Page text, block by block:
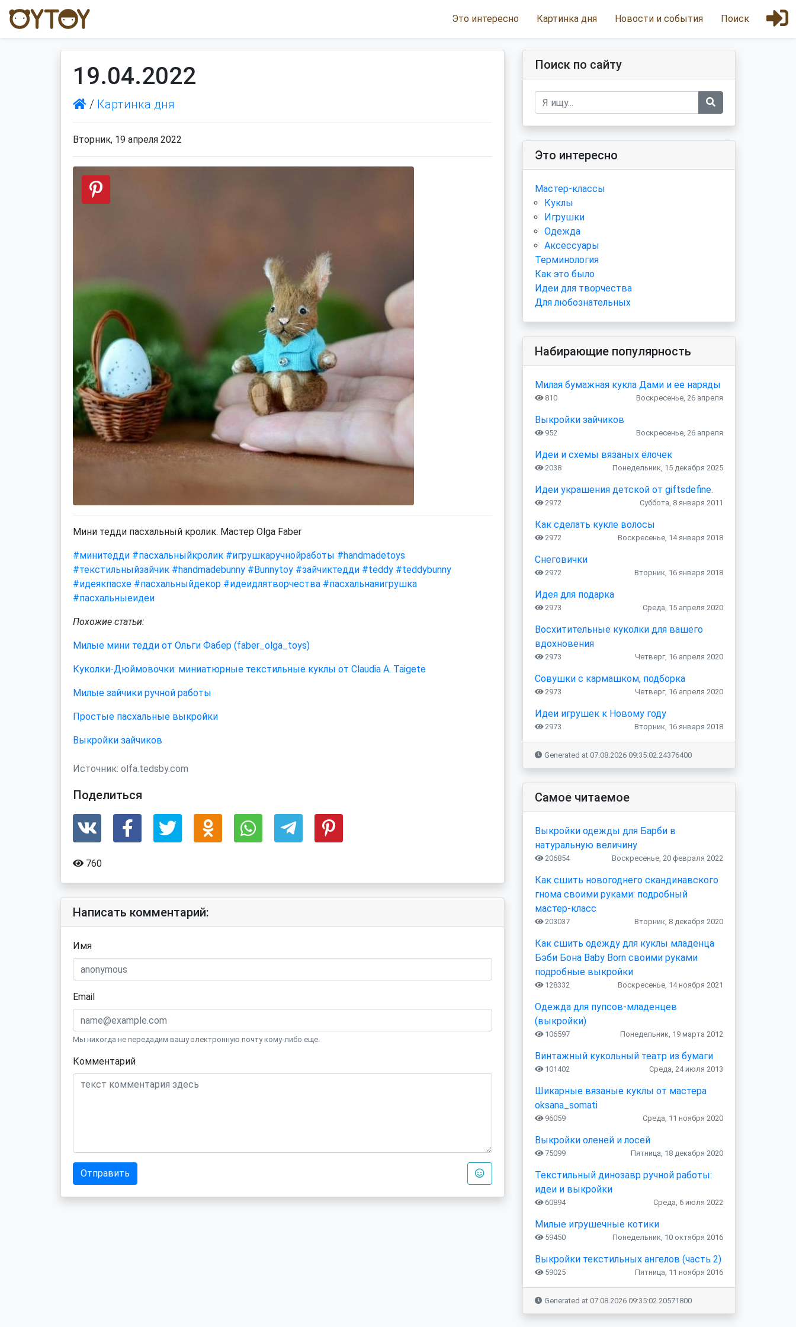
Это интересно Картинка дня Новости и события Поиск
19.04.2022
/ Картинка дня
Вторник, 19 апреля 2022
Мини тедди пасхальный кролик. Мастер Olga Faber
#минитедди #пасхальныйкролик #игрушкаручнойработы #handmadetoys
#текстильныйзайчик #handmadebunny #Bunnytoy #зайчиктедди #teddy #teddybunny
#идеякпасхе #пасхальныйдекор #идеидлятворчества #пасхальнаяигрушка
#пасхальныеидеи
Похожие статьи:
Милые мини тедди от Ольги Фабер (faber_olga_toys)
Куколки-Дюймовочки: миниатюрные текстильные куклы от Claudia A. Taigete
Милые зайчики ручной работы
Простые пасхальные выкройки
Выкройки зайчиков
Источник: olfa.tedsby.com
Поделиться
760
Написать комментарий:
Имя
Email
Мы никогда не передадим вашу электронную почту кому-либо еще.
Комментарий
Отправить
Поиск по сайту
Это интересно
Мастер-классы
Куклы
Игрушки
Одежда
Аксессуары
Терминология
Как это было
Идеи для творчества
Для любознательных
Набирающие популярность
Милая бумажная кукла Дами и ее наряды
810 Воскресенье, 26 апреля
Выкройки зайчиков
952 Воскресенье, 26 апреля
Идеи и схемы вязаных ёлочек
2038 Понедельник, 15 декабря 2025
Идеи украшения детской от giftsdefine.
2972 Суббота, 8 января 2011
Как сделать кукле волосы
2972 Воскресенье, 14 января 2018
Снеговички
2972 Вторник, 16 января 2018
Идея для подарка
2973 Среда, 15 апреля 2020
Восхитительные куколки для вашего
вдохновения
2973 Четверг, 16 апреля 2020
Совушки с кармашком, подборка
2973 Четверг, 16 апреля 2020
Идеи игрушек к Новому году
2973 Вторник, 16 января 2018
Generated at 07.08.2026 09:35:02.24376400
Самое читаемое
Выкройки одежды для Барби в
натуральную величину
206854 Воскресенье, 20 февраля 2022
Как сшить новогоднего скандинавского
гнома своими руками: подробный
мастер-класс
203037 Вторник, 8 декабря 2020
Как сшить одежду для куклы младенца
Бэби Бона Baby Born своими руками
подробные выкройки
128332 Воскресенье, 14 ноября 2021
Одежда для пупсов-младенцев
(выкройки)
106597 Понедельник, 19 марта 2012
Винтажный кукольный театр из бумаги
101402 Среда, 24 июля 2013
Шикарные вязаные куклы от мастера
oksana_somati
96059 Среда, 11 ноября 2020
Выкройки оленей и лосей
75099 Пятница, 18 декабря 2020
Текстильный динозавр ручной работы:
идеи и выкройки
60894 Среда, 6 июля 2022
Милые игрушечные котики
59450 Понедельник, 10 октября 2016
Выкройки текстильных ангелов (часть 2)
59025 Пятница, 11 ноября 2016
Generated at 07.08.2026 09:35:02.20571800